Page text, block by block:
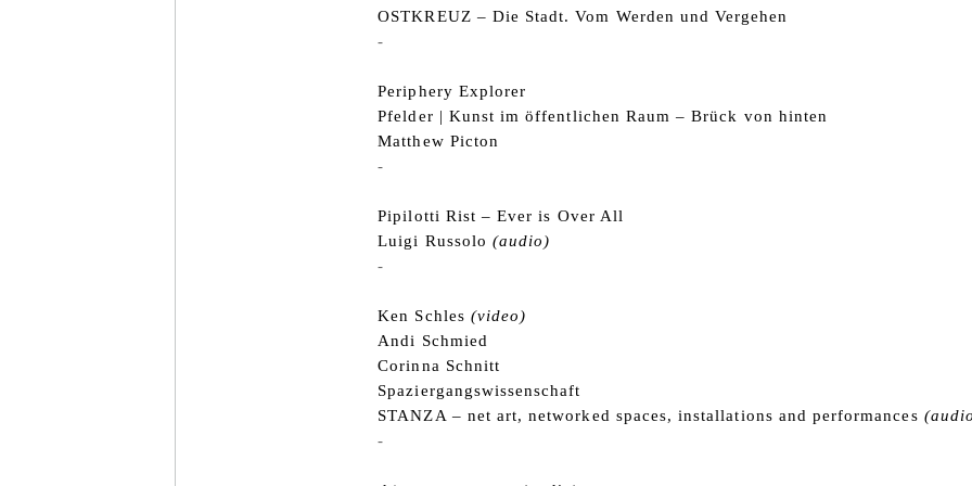
OSTKREUZ – Die Stadt. Vom Werden und Vergehen
-
Periphery Explorer
Pfelder | Kunst im öffentlichen Raum – Brück von hinten
Matthew Picton
-
Pipilotti Rist – Ever is Over All
Luigi Russolo (audio)
-
Ken Schles (video)
Andi Schmied
Corinna Schnitt
Spaziergangswissenschaft
STANZA – net art, networked spaces, installations and performances
-